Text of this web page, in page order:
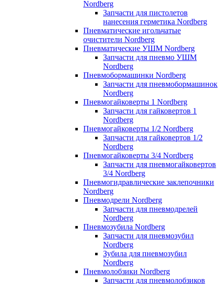
Nordberg
Запчасти для пистолетов
нанесения герметика Nordberg
Пневматические игольчатые
очистители Nordberg
Пневматические УШМ Nordberg
Запчасти для пневмо УШМ
Nordberg
Пневмобормашинки Nordberg
Запчасти для пневмобормашинок
Nordberg
Пневмогайковерты 1 Nordberg
Запчасти для гайковертов 1
Nordberg
Пневмогайковерты 1/2 Nordberg
Запчасти для гайковертов 1/2
Nordberg
Пневмогайковерты 3/4 Nordberg
Запчасти для пневмогайковертов
3/4 Nordberg
Пневмогидравлические заклепочники
Nordberg
Пневмодрели Nordberg
Запчасти для пневмодрелей
Nordberg
Пневмозубила Nordberg
Запчасти для пневмозубил
Nordberg
Зубила для пневмозубил
Nordberg
Пневмолобзики Nordberg
Запчасти для пневмолобзиков